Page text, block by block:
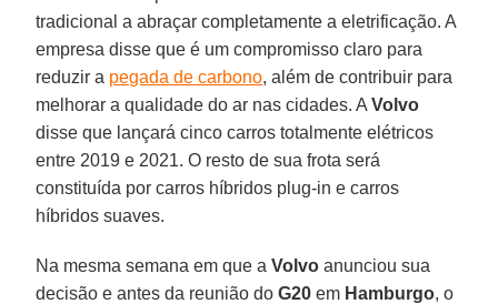
tradicional a abraçar completamente a eletrificação. A
empresa disse que é um compromisso claro para
reduzir a pegada de carbono, além de contribuir para
melhorar a qualidade do ar nas cidades. AVolvo
disse que lançará cinco carros totalmente elétricos
entre 2019 e 2021. O resto de sua frota será
constituída por carros híbridos plug-in e carros
híbridos suaves.
Na mesma semana em que aVolvo anunciou sua
decisão e antes da reunião doG20 em Hamburgo, o